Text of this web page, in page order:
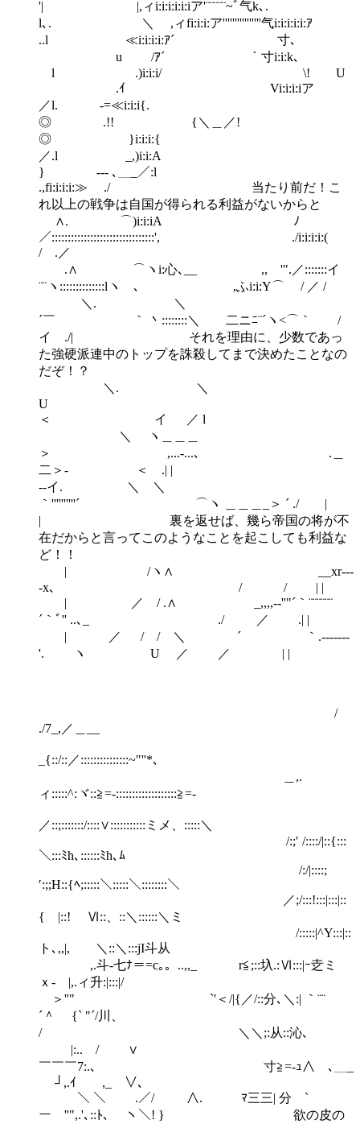
'| |,ィi:i:i:i:i:iア'¨¨¨¨¨~ﾞ气k､.
l､. ＼ ,ィfi:i:i:ア''''''''''''''''气i:i:i:i:i:ｱ
..l ≪i:i:i:i:ｱ´ 寸､
u /ｱ´ ｀寸i:i:k､
l .)i:i:i/ \! U
.ｲ Vi:i:i:iア
／l. -=≪i:i:i{.
◎ .!! {＼＿／!
◎ }i:i:i:{
／.l _,)i:i:A
} -‐- ､＿_／:l
.,fi:i:i:i:≫ ./ 当たり前だ！こ
れ以上の戦争は自国が得られる利益がないからと
∧. ⌒)i:i:iA ﾉ
／::::::::::::::::::::::::::::::::', ./i:i:i:i:(
/ .／
.∧ ⌒ヽi:心､__ ,, '".／:::::::イ
¨¨ヽ::::::::::::::lヽゝ､ ,ふi:i:Y⌒ / ／ /
＼. ＼
´￣ ｀ 丶::::::::＼ 二ニﾆ¨´ヽ<⌒｀ /
イ ./| それを理由に、少数であっ
た強硬派連中のトップを誅殺してまで決めたことなの
だぞ！？
＼. ＼
U
＜ イ ／ l
＼ ヽ＿＿＿
＞ ,...-...､ .＿
二＞- ＜ .| |
--イ. ＼ ＼
｀''''''''''´ ⌒ヽ ＿＿＿_＞ ´ ./ |
| 裏を返せば、幾ら帝国の将が不
在だからと言ってこのようなことを起こしても利益な
ど！！
| /ヽ∧ __xr---
-x､ / / | |
| ／ / .∧ _,,,,-‐''"´｀¨¨¨¨¨¨
´｀ﾞ'' ..､_ ./ ／ .| |
| ／ / / ＼ ´ ｀.‐-----‐
'. ヽ U ／ ／ | |
/
./7_,／＿__
_{::/::／:::::::::::::::~"''*､
＿,.
ィ:::::^:ヾ::≧=‐:::::::::::::::::::≧=‐
／::;:::::::/::::∨:::::::::::ミメ、:::::＼
/:;′ /::::/|::{:::
＼:::ﾐh､::::::ﾐh､ﾑ
/:/|::::;
′:;;H::{ﾍ;:::::＼:::::＼::::::::＼
／;/:::!:::|:::|::
{ |::! Ⅵ::、::＼::::::＼ミ
/:::::|^Y:::|::
ト､,,|, ＼::＼:::jI斗从
,.斗‐七ﾅ＝=c｡。..,,_ r≦;::圦.:Ⅵ:::|ｰ赱ミ
ｘ- |,.ィ升:|:::|/
＞''" `'＜/|{／/::分､＼:| ｀¨¨
´＾ {` "´/川、
/ ＼＼;:从::沁､
|:.. / ∨
￣￣￣7:.､ 寸≧=‐ｭ∧ ､＿_
┘,.ｲ ,_ ∨、
￣￣￣＼ ＼ .／/ ∧. ﾏ三三| 分 `
ー ''",.'､::ﾄ､ ヽ＼! } 欲の皮の